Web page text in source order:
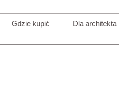
Gdzie kupić Dla architekta